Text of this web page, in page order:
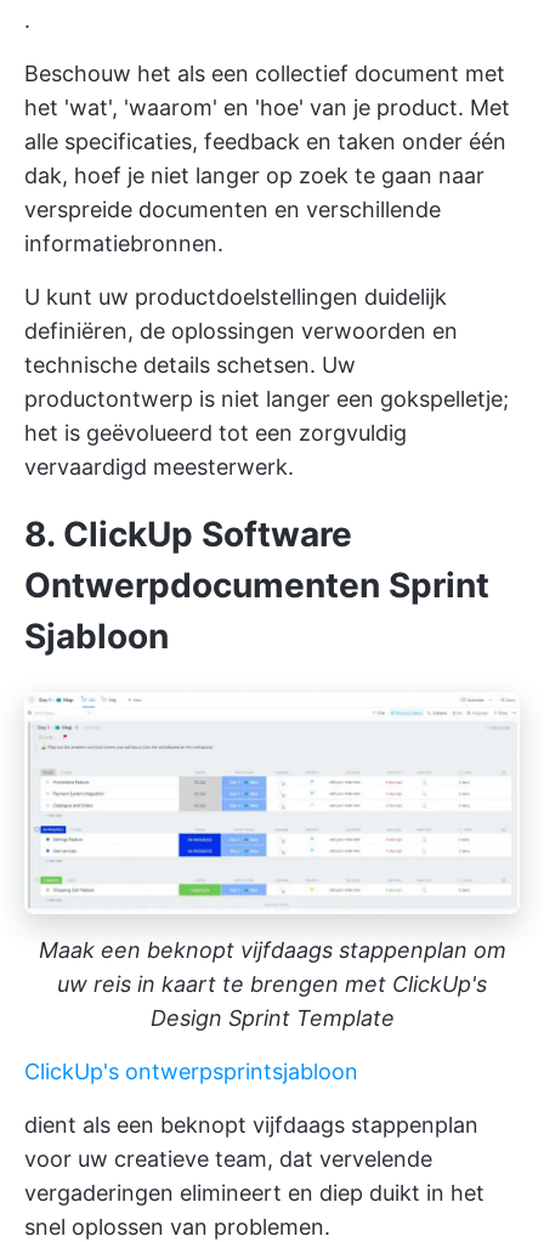
.
Beschouw het als een collectief document met
het 'wat', 'waarom' en 'hoe' van je product. Met
alle specificaties, feedback en taken onder één
dak, hoef je niet langer op zoek te gaan naar
verspreide documenten en verschillende
informatiebronnen.
U kunt uw productdoelstellingen duidelijk
definiëren, de oplossingen verwoorden en
technische details schetsen. Uw
productontwerp is niet langer een gokspelletje;
het is geëvolueerd tot een zorgvuldig
vervaardigd meesterwerk.
8. ClickUp Software
Ontwerpdocumenten Sprint
Sjabloon
Maak een beknopt vijfdaags stappenplan om
uw reis in kaart te brengen met ClickUp's
Design Sprint Template
ClickUp's ontwerpsprintsjabloon
dient als een beknopt vijfdaags stappenplan
voor uw creatieve team, dat vervelende
vergaderingen elimineert en diep duikt in het
snel oplossen van problemen.